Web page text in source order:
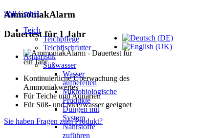
Söll GmbH
Teich
Teichpflege
Teichfischfutter
Aquaristik
Süßwasser
Wasser
aufbereiten
Mikrobiologische
Produkte
Düngen mit
System
Nährstoffe
zuführen
AmmoniakAlarm
Dauertest für 1 Jahr
Kontinuierliche Überwachung des
Ammoniakwertes
Für Teiche und Aquarien
Für Süß- und Meerwasser geeignet
Sie haben Fragen zum Produkt?